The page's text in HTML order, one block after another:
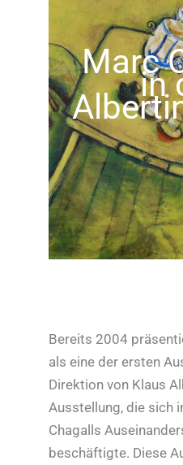
Marc
in
Bereits 2004
als eine der ersten
Direktion von Klaus
Ausstellung, die sich
Chagalls
beschäftigte. Diese